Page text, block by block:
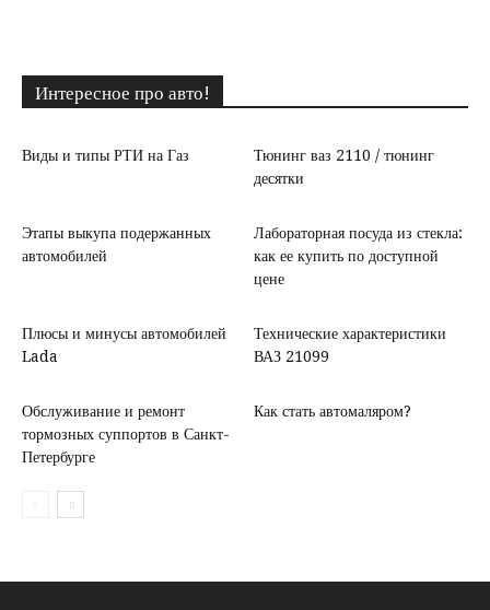
Интересное про авто!
Виды и типы РТИ на Газ
Тюнинг ваз 2110 / тюнинг
десятки
Этапы выкупа подержанных
автомобилей
Лабораторная посуда из стекла:
как ее купить по доступной
цене
Плюсы и минусы автомобилей
Lada
Технические характеристики
ВАЗ 21099
Обслуживание и ремонт
тормозных суппортов в Санкт-
Петербурге
Как стать автомаляром?